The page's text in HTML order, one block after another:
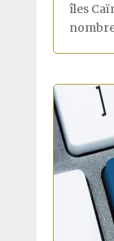
îles